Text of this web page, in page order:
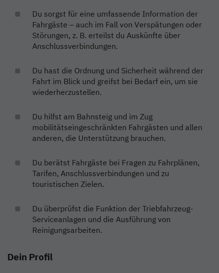
Du sorgst für eine umfassende Information der
Fahrgäste – auch im Fall von Verspätungen oder
Störungen, z. B. erteilst du Auskünfte über
Anschlussverbindungen.
Du hast die Ordnung und Sicherheit während der
Fahrt im Blick und greifst bei Bedarf ein, um sie
wiederherzustellen.
Du hilfst am Bahnsteig und im Zug
mobilitätseingeschränkten Fahrgästen und allen
anderen, die Unterstützung brauchen.
Du berätst Fahrgäste bei Fragen zu Fahrplänen,
Tarifen, Anschlussverbindungen und zu
touristischen Zielen.
Du überprüfst die Funktion der Triebfahrzeug-
Serviceanlagen und die Ausführung von
Reinigungsarbeiten.
Dein Profil